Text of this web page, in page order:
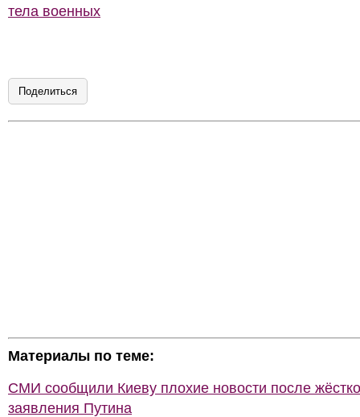
тела военных
Поделиться
Материалы по теме:
СМИ сообщили Киеву плохие новости после
заявления Путина